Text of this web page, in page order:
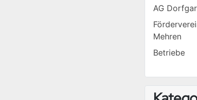
AG
Mehren
Betriebe